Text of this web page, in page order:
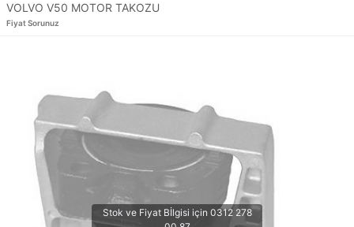
VOLVO V50 MOTOR TAKOZU
Fiyat Sorunuz